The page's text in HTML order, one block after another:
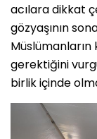
acılara dikkat
gözyaşının
gerektiğini
birlik içinde